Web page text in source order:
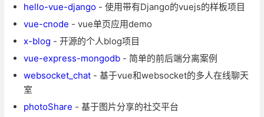
hello-vue-django- 使用带有Django的vuejs的样板项目
vue-cnode - vue单页应用demo
x-blog - 开源的个人blog项目
vue-express-mongodb- 简单的前后端分离案例
websocket_chat- 基于vue和websocket的多人在线聊天
室
photoShare - 基于图片分享的社交平台